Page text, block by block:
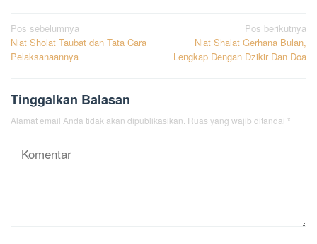
Navigasi
pos
Pos sebelumnya
Niat Sholat Taubat dan Tata Cara
Pelaksanaannya
Pos berikutnya
Niat Shalat Gerhana Bulan,
Lengkap Dengan Dzikir Dan Doa
Tinggalkan Balasan
Alamat email Anda tidak akan dipublikasikan. Ruas yang wajib ditandai *